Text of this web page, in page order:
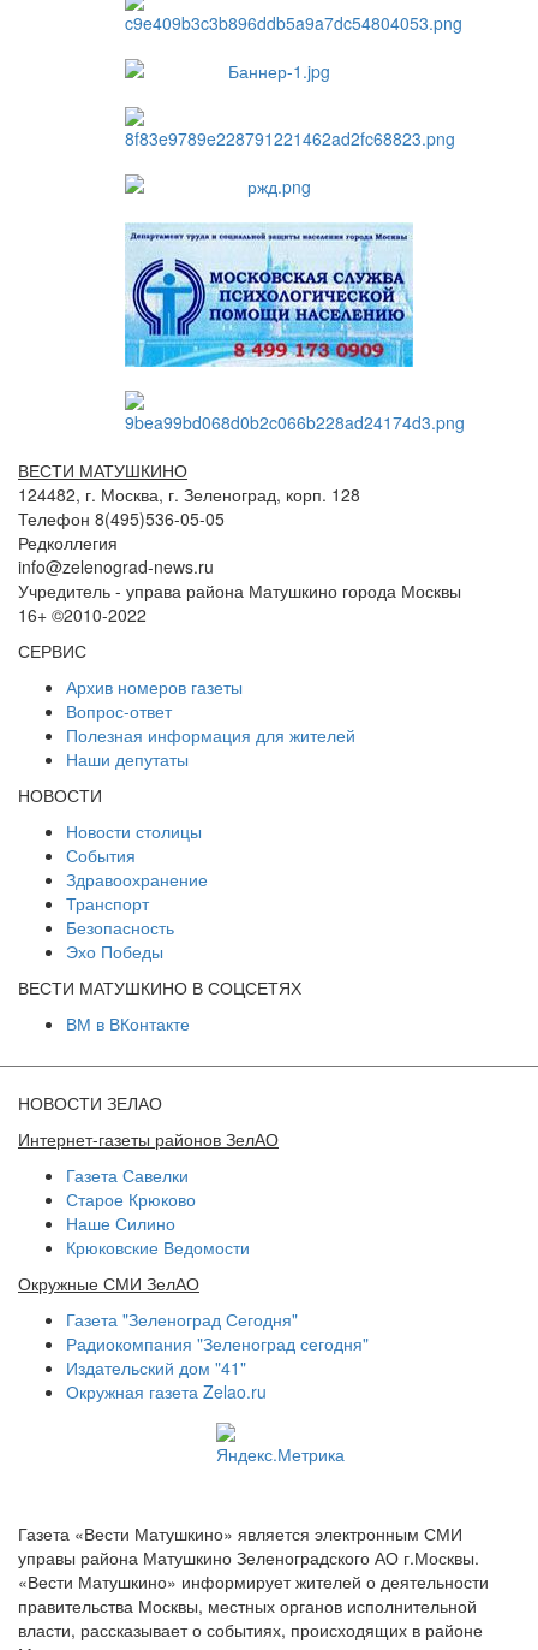
ВЕСТИ МАТУШКИНО
124482, г. Москва, г. Зеленоград, корп. 128
Телефон 8(495)536-05-05
Редколлегия
info@zelenograd-news.ru
Учредитель - управа района Матушкино города Москвы
16+ ©2010-2022
СЕРВИС
Архив номеров газеты
Вопрос-ответ
Полезная информация для жителей
Наши депутаты
НОВОСТИ
Новости столицы
События
Здравоохранение
Транспорт
Безопасность
Эхо Победы
ВЕСТИ МАТУШКИНО В СОЦСЕТЯХ
ВМ в ВКонтакте
НОВОСТИ ЗЕЛАО
Интернет-газеты районов ЗелАО
Газета Савелки
Старое Крюково
Наше Силино
Крюковские Ведомости
Окружные СМИ ЗелАО
Газета "Зеленоград Сегодня"
Радиокомпания "Зеленоград сегодня"
Издательский дом "41"
Окружная газета Zelao.ru
Газета «Вести Матушкино» является электронным СМИ
управы района Матушкино Зеленоградского АО г.Москвы.
«Вести Матушкино» информирует жителей о деятельности
правительства Москвы, местных органов исполнительной
власти, рассказывает о событиях, происходящих в районе